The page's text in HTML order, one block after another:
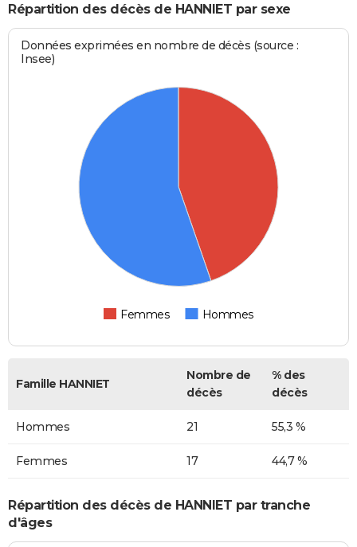
Répartition des décès de HANNIET par sexe
Données exprimées en nombre de décès (source :
Insee)
Femmes Hommes
Famille HANNIET
Nombre de
décès
% des
décès
Hommes 21 55,3 %
Femmes 17 44,7 %
Répartition des décès de HANNIET par tranche
d'âges